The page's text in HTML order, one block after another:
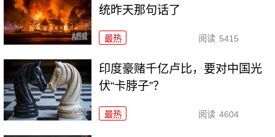
统昨天那句话了
最热 阅读 5415
印度豪赌千亿卢比，要对中国光
伏“卡脖子”？
最热 阅读 4604